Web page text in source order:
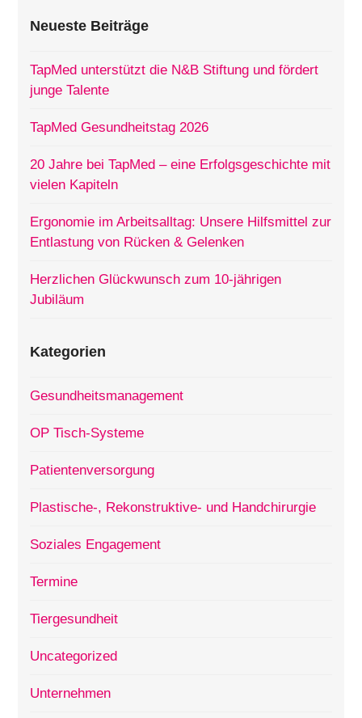
Neueste Beiträge
TapMed unterstützt die N&B Stiftung und fördert
junge Talente
TapMed Gesundheitstag 2026
20 Jahre bei TapMed – eine Erfolgsgeschichte mit
vielen Kapiteln
Ergonomie im Arbeitsalltag: Unsere Hilfsmittel zur
Entlastung von Rücken & Gelenken
Herzlichen Glückwunsch zum 10-jährigen
Jubiläum
Kategorien
Gesundheitsmanagement
OP Tisch-Systeme
Patientenversorgung
Plastische-, Rekonstruktive- und Handchirurgie
Soziales Engagement
Termine
Tiergesundheit
Uncategorized
Unternehmen